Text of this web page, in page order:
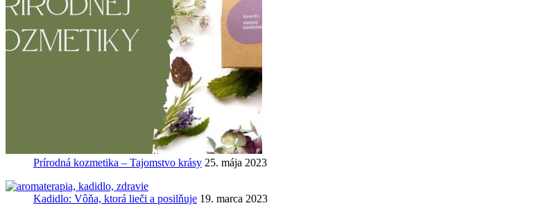
Prírodná kozmetika – Tajomstvo krásy 25. mája 2023
Kadidlo: Vôňa, ktorá lieči a posilňuje 19. marca 2023